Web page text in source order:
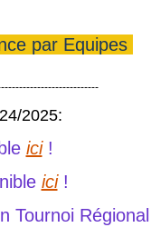
par Equipes
2025:
ici!
ici!
Tournoi Régional